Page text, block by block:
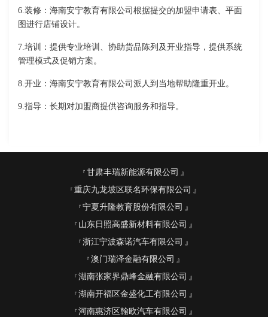
6.装修：海南安宁教育有限公司根据提交的加盟申请表、平面
图进行店铺设计。
7.培训：提供专业培训、协助货品陈列及开业指导，提供系统
管理模式及促销方案。
8.开业：海南安宁教育有限公司派人到当地帮助隆重开业。
9.指导：长期对加盟商提供咨询服务和指导。
甘肃丰瑞新能源有限公司
重庆九龙坡区联名环保有限公司
宁夏升隆教育股份有限公司
山东日照高盛新材料有限公司
浙江宁波森诺汽车有限公司
澳门瑞泽金融有限公司
湖南张家界鼎峰金融有限公司
湖南开福区金盛化工有限公司
河南惠济区翰欧汽车有限公司